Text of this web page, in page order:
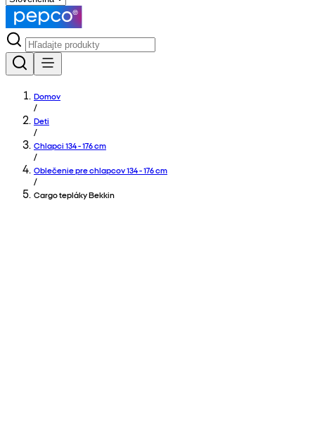
Domov
/
Deti
/
Chlapci 134 - 176 cm
/
Oblečenie pre chlapcov 134 - 176 cm
/
Cargo tepláky Bekkin